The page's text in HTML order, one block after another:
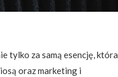
tylko za samą esencję, która
oraz marketing i